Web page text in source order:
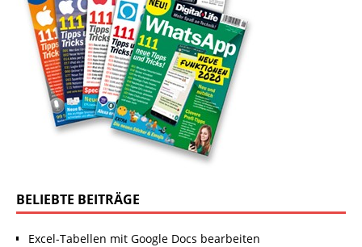
BELIEBTE BEITRÄGE
Excel-Tabellen mit Google Docs bearbeiten